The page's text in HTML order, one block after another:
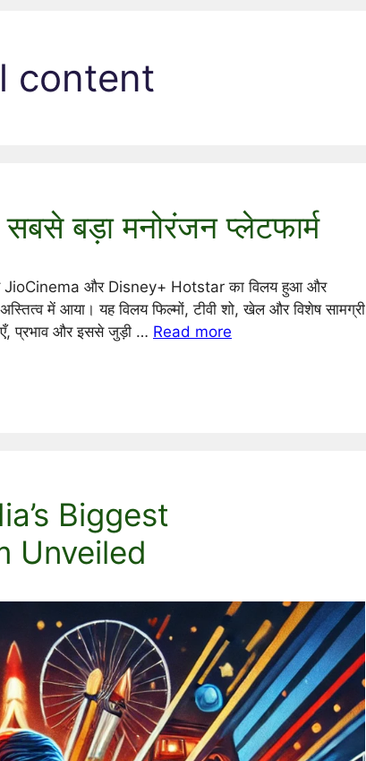
content
सबसे बड़ा मनोरंजन प्लेटफार्म
जब JioCinema और Disney+ Hotstar का विलय हुआ और
में आया। यह विलय फिल्मों, टीवी शो, खेल और विशेष सामग्री
प्रभाव और इससे जुड़ी … Read more
Biggest
Unveiled